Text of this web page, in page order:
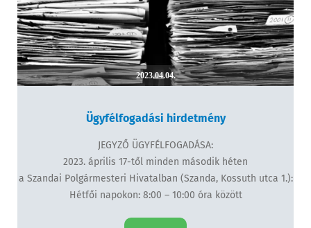
2023.04.04.
Ügyfélfogadási hirdetmény
JEGYZŐ ÜGYFÉLFOGADÁSA:
2023. április 17-től minden második héten
a Szandai Polgármesteri Hivatalban (Szanda, Kossuth utca 1.):
Hétfői napokon: 8:00 – 10:00 óra között